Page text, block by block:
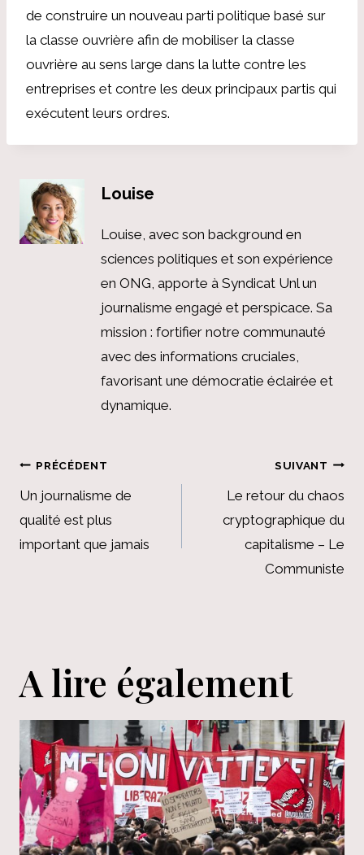
de construire un nouveau parti politique basé sur
la classe ouvrière afin de mobiliser la classe
ouvrière au sens large dans la lutte contre les
entreprises et contre les deux principaux partis qui
exécutent leurs ordres.
Louise
Louise, avec son background en
sciences politiques et son expérience
en ONG, apporte à Syndicat Unl un
journalisme engagé et perspicace. Sa
mission : fortifier notre communauté
avec des informations cruciales,
favorisant une démocratie éclairée et
dynamique.
Navigation
de
l’article
PRÉCÉDENT
Un journalisme de
qualité est plus
important que jamais
SUIVANT
Le retour du chaos
cryptographique du
capitalisme – Le
Communiste
A lire également